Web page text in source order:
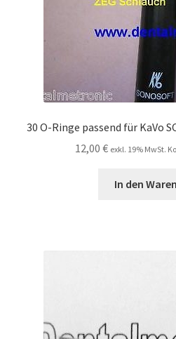
30 O-Ringe passend für KaVo
12,00 € exkl. 19% MwSt.
In den